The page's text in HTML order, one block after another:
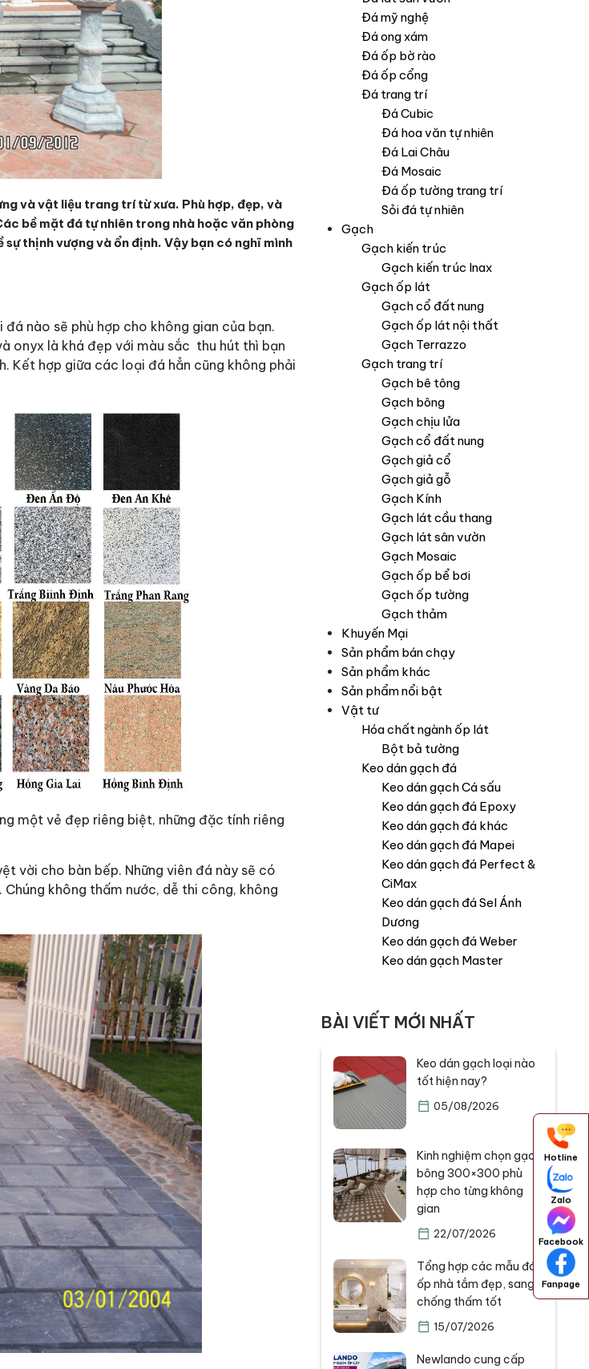
và vật liệu trang trí từ xưa. Phù hợp, đẹp, và
bề mặt đá tự nhiên trong nhà hoặc văn phòng
thịnh vượng và ổn định. Vậy bạn có nghĩ mình
nào sẽ phù hợp cho không gian của bạn.
onyx là khá đẹp với màu sắc thu hút thì bạn
Kết hợp giữa các loại đá hẳn cũng không phải
một vẻ đẹp riêng biệt, những đặc tính riêng
vời cho bàn bếp. Những viên đá này sẽ có
không thấm nước, dễ thi công, không
Đá mỹ nghệ
Đá ong xám
Đá ốp bờ rào
Đá ốp cổng
Đá trang trí
Đá Cubic
Đá hoa văn tự nhiên
Đá Lai Châu
Đá Mosaic
Đá ốp tường trang trí
Sỏi đá tự nhiên
Gạch
Gạch kiến trúc
Gạch kiến trúc Inax
Gạch ốp lát
Gạch cổ đất nung
Gạch ốp lát nội thất
Gạch Terrazzo
Gạch trang trí
Gạch bê tông
Gạch bông
Gạch chịu lửa
Gạch cổ đất nung
Gạch giả cổ
Gạch giả gỗ
Gạch Kính
Gạch lát cầu thang
Gạch lát sân vườn
Gạch Mosaic
Gạch ốp bể bơi
Gạch ốp tường
Gạch thảm
Khuyến Mại
Sản phẩm bán chạy
Sản phẩm khác
Sản phẩm nổi bật
Vật tư
Hóa chất ngành ốp lát
Bột bả tường
Keo dán gạch đá
Keo dán gạch Cá sấu
Keo dán gạch đá Epoxy
Keo dán gạch đá khác
Keo dán gạch đá Mapei
Keo dán gạch đá Perfect &
CiMax
Keo dán gạch đá Sel Ánh
Dương
Keo dán gạch đá Weber
Keo dán gạch Master
BÀI VIẾT MỚI NHẤT
Keo dán gạch loại nào
tốt hiện nay?
05/08/2026
Kinh nghiệm chọn gạch
bông 300×300 phù
hợp cho từng không
gian
22/07/2026
Tổng hợp các mẫu đá
ốp nhà tắm đẹp, sang,
chống thấm tốt
15/07/2026
Newlando cung cấp
Hotline
Zalo
Facebook
Fanpage